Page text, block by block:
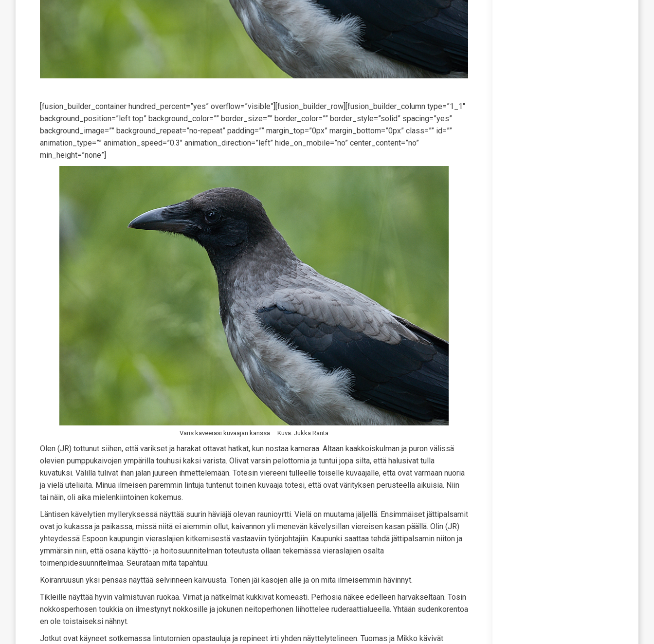
[fusion_builder_container hundred_percent=”yes” overflow=”visible”][fusion_builder_row][fusion_builder_column type=”1_1″
background_position=”left top” background_color=”” border_size=”” border_color=”” border_style=”solid” spacing=”yes”
background_image=”” background_repeat=”no-repeat” padding=”” margin_top=”0px” margin_bottom=”0px” class=”” id=””
animation_type=”” animation_speed=”0.3″ animation_direction=”left” hide_on_mobile=”no” center_content=”no”
min_height=”none”]
Varis kaveerasi kuvaajan kanssa – Kuva: Jukka Ranta
Olen (JR) tottunut siihen, että varikset ja harakat ottavat hatkat, kun nostaa kameraa. Altaan kaakkoiskulman ja puron välissä
olevien pumppukaivojen ympärilla touhusi kaksi varista. Olivat varsin pelottomia ja tuntui jopa silta, että halusivat tulla
kuvatuksi. Välillä tulivat ihan jalan juureen ihmettelemään. Totesin viereeni tulleelle toiselle kuvaajalle, että ovat varmaan nuoria
ja vielä uteliaita. Minua ilmeisen paremmin lintuja tuntenut toinen kuvaaja totesi, että ovat värityksen perusteella aikuisia. Niin
tai näin, oli aika mielenkiintoinen kokemus.
Läntisen kävelytien mylleryksessä näyttää suurin häviäjä olevan raunioyrtti. Vielä on muutama jäljellä. Ensimmäiset jättipalsamit
ovat jo kukassa ja paikassa, missä niitä ei aiemmin ollut, kaivannon yli menevän kävelysillan viereisen kasan päällä. Olin (JR)
yhteydessä Espoon kaupungin vieraslajien kitkemisestä vastaaviin työnjohtajiin. Kaupunki saattaa tehdä jättipalsamin niiton ja
ymmärsin niin, että osana käyttö- ja hoitosuunnitelman toteutusta ollaan tekemässä vieraslajien osalta
toimenpidesuunnitelmaa. Seurataan mitä tapahtuu.
Koiranruusun yksi pensas näyttää selvinneen kaivuusta. Tonen jäi kasojen alle ja on mitä ilmeisemmin hävinnyt.
Tikleille näyttää hyvin valmistuvan ruokaa. Virnat ja nätkelmät kukkivat komeasti. Perhosia näkee edelleen harvakseltaan. Tosin
nokkosperhosen toukkia on ilmestynyt nokkosille ja jokunen neitoperhonen liihottelee ruderaattialueella. Yhtään sudenkorentoa
en ole toistaiseksi nähnyt.
Jotkut ovat käyneet sotkemassa lintutornien opastauluja ja repineet irti yhden näyttelytelineen. Tuomas ja Mikko kävivät